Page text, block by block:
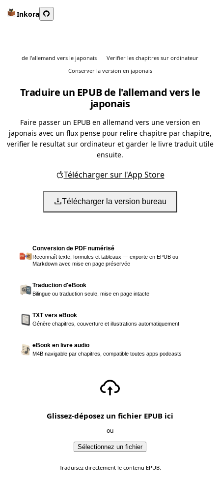
Inkora
de l'allemand vers le japonais
Verifier les chapitres sur ordinateur
Conserver la version en japonais
Traduire un EPUB de l'allemand vers le
japonais
Faire passer un EPUB en allemand vers une version en
japonais avec un flux pense pour relire chapitre par chapitre,
verifier le resultat sur ordinateur et garder le livre traduit utile
ensuite.
Télécharger sur l'App Store
Télécharger la version bureau
Conversion de PDF numérisé
Reconnaît texte, formules et tableaux — exporte en EPUB ou
Markdown avec mise en page préservée
Traduction d'eBook
Bilingue ou traduction seule, mise en page intacte
TXT vers eBook
Génère chapitres, couverture et illustrations automatiquement
eBook en livre audio
M4B navigable par chapitres, compatible toutes apps podcasts
Glissez-déposez un fichier EPUB ici
ou
Sélectionnez un fichier
Traduisez directement le contenu EPUB.